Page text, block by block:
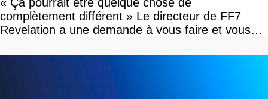
complètement différent » Le directeur de FF7
Revelation a une demande à vous faire et vous